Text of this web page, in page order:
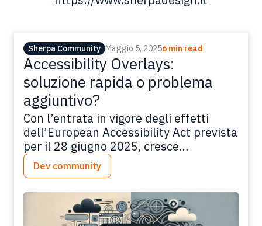
Sherpa Community Maggio 5, 20256 min read
Accessibility Overlays:
soluzione rapida o problema
aggiuntivo?
Con l’entrata in vigore degli effetti
dell’European Accessibility Act prevista
per il 28 giugno 2025, cresce
l’attenzione verso strumenti che
promettono di rendere i siti web
accessibili in modo rapido e
automatizzato. Tra questi, gli
accessibility overlays si presentano
Dev community